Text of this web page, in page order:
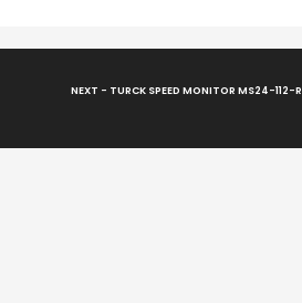
NEXT - TURCK SPEED MONITOR MS24-112-R